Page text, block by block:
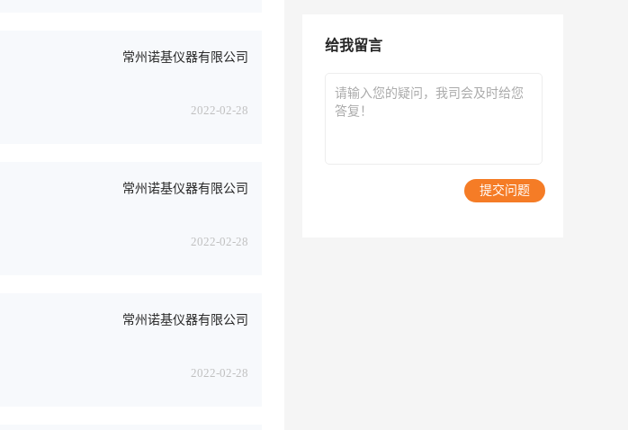
常州诺基仪器有限公司
2022-02-28
常州诺基仪器有限公司
2022-02-28
常州诺基仪器有限公司
2022-02-28
给我留言
提交问题